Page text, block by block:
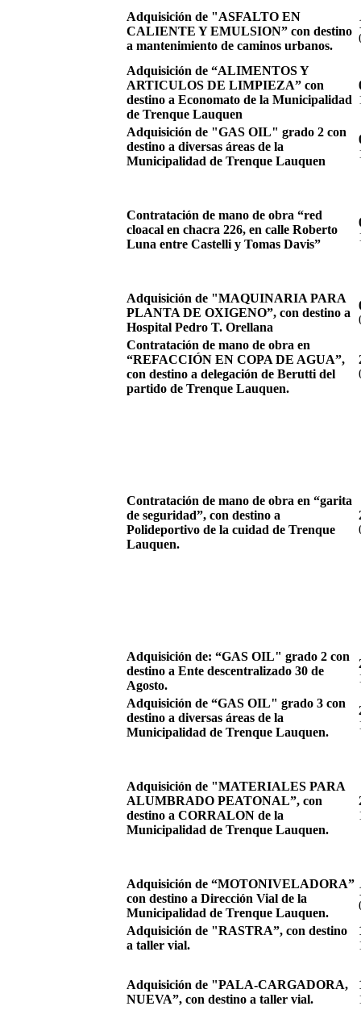
Adquisición de "ASFALTO EN
CALIENTE Y EMULSION” con destino
a mantenimiento de caminos urbanos.
Adquisición de “ALIMENTOS Y
ARTICULOS DE LIMPIEZA” con
destino a Economato de la Municipalidad
de Trenque Lauquen
Adquisición de "GAS OIL" grado 2 con
destino a diversas áreas de la
Municipalidad de Trenque Lauquen
Contratación de mano de obra “red
cloacal en chacra 226, en calle Roberto
Luna entre Castelli y Tomas Davis”
Adquisición de "MAQUINARIA PARA
PLANTA DE OXIGENO”, con destino a
Hospital Pedro T. Orellana
Contratación de mano de obra en
“REFACCIÓN EN COPA DE AGUA”,
con destino a delegación de Berutti del
partido de Trenque Lauquen.
Contratación de mano de obra en “garita
de seguridad”, con destino a
Polideportivo de la cuidad de Trenque
Lauquen.
Adquisición de: “GAS OIL" grado 2 con
destino a Ente descentralizado 30 de
Agosto.
Adquisición de “GAS OIL" grado 3 con
destino a diversas áreas de la
Municipalidad de Trenque Lauquen.
Adquisición de "MATERIALES PARA
ALUMBRADO PEATONAL”, con
destino a CORRALON de la
Municipalidad de Trenque Lauquen.
Adquisición de “MOTONIVELADORA”
con destino a Dirección Vial de la
Municipalidad de Trenque Lauquen.
Adquisición de "RASTRA”, con destino
a taller vial.
Adquisición de "PALA-CARGADORA,
NUEVA”, con destino a taller vial.